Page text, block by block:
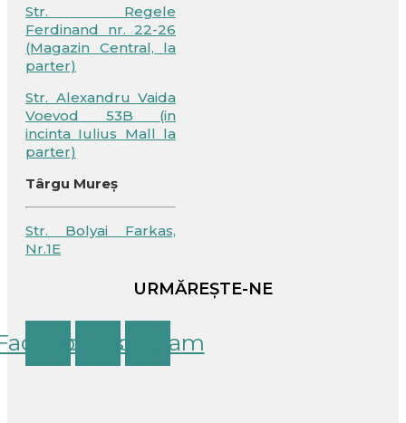
Str. Regele
Ferdinand nr. 22-26
(Magazin Central, la
parter)
Str. Alexandru Vaida
Voevod 53B (in
incinta Iulius Mall la
parter)
Târgu Mureș
Str. Bolyai Farkas,
Nr.1E
URMĂREȘTE-NE
YoutubeInstagram